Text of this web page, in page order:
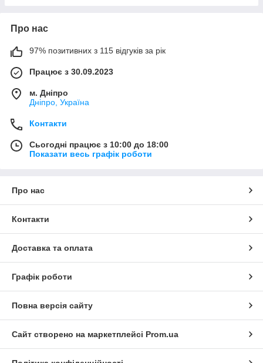
Про нас
97% позитивних з 115 відгуків за рік
Працює з 30.09.2023
м. Дніпро
Дніпро, Україна
Контакти
Сьогодні працює з 10:00 до 18:00
Показати весь графік роботи
Про нас
Контакти
Доставка та оплата
Графік роботи
Повна версія сайту
Сайт створено на маркетплейсі Prom.ua